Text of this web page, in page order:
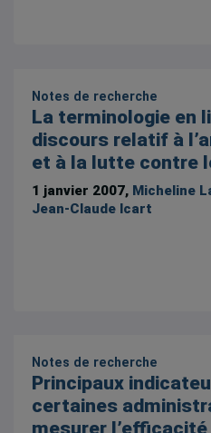
Notes de recherche
La terminologie en
discours relatif à
et à la lutte contre
1 janvier 2007, Micheline
Jean-Claude Icart
Notes de recherche
Principaux
certaines
mesurer